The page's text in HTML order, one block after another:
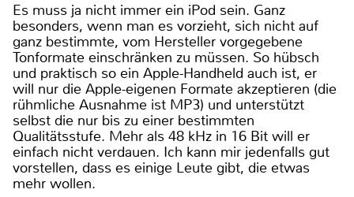
Es muss ja nicht immer ein iPod sein. Ganz
besonders, wenn man es vorzieht, sich nicht auf
ganz bestimmte, vom Hersteller vorgegebene
Tonformate einschränken zu müssen. So hübsch
und praktisch so ein Apple-Handheld auch ist, er
will nur die Apple-eigenen Formate akzeptieren (die
rühmliche Ausnahme ist MP3) und unterstützt
selbst die nur bis zu einer bestimmten
Qualitätsstufe. Mehr als 48 kHz in 16 Bit will er
einfach nicht verdauen. Ich kann mir jedenfalls gut
vorstellen, dass es einige Leute gibt, die etwas
mehr wollen.